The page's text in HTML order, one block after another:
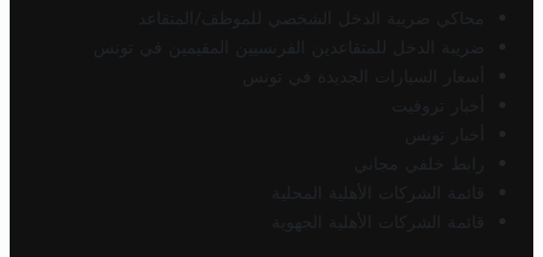
محاكي ضريبة الدخل الشخصي للموظف/المتقاعد
ضريبة الدخل للمتقاعدين الفرنسيين المقيمين في تونس
أسعار السيارات الجديدة في تونس
أخبار تروفيت
أخبار تونس
رابط خلفي مجاني
قائمة الشركات الأهلية المحلية
قائمة الشركات الأهلية الجهوية